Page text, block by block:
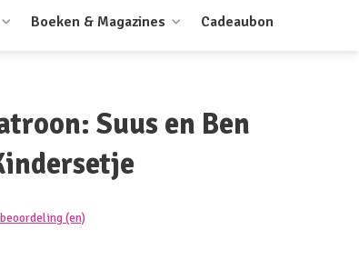
Boeken & Magazines Cadeaubon
Suus en Ben
(en)